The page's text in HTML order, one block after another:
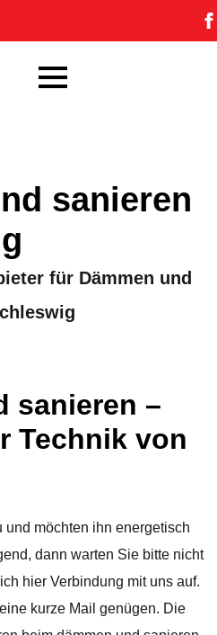
sanieren
für Dämmen und
sanieren –
Technik von
möchten ihn energetisch
dann warten Sie bitte nicht
hier Verbindung mit uns auf.
kurze Mail genügen. Die